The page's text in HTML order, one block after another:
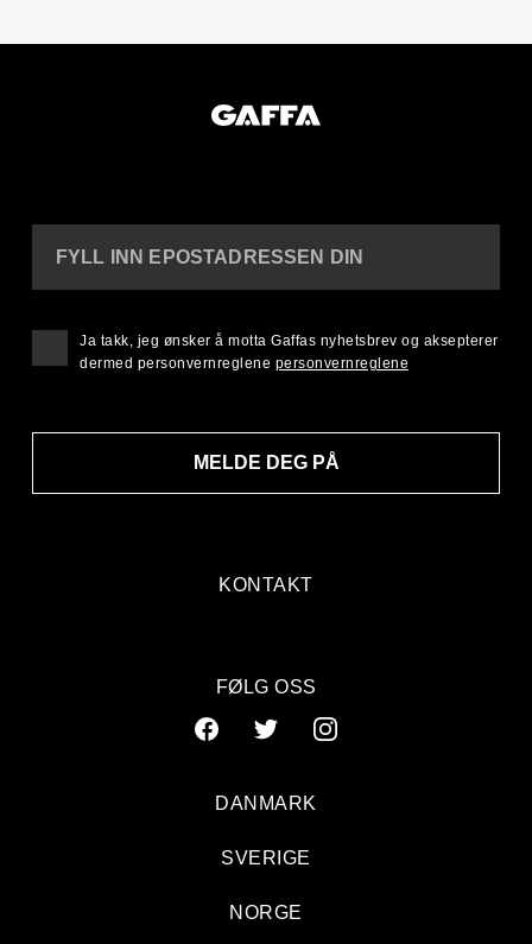
KONTAKT
FYLL INN EPOSTADRESSEN DIN
MELDE DEG PÅ
Ja takk, jeg ønsker å motta Gaffas nyhetsbrev og aksepterer
dermed personvernreglene personvernreglene
FØLG OSS
DANMARK
SVERIGE
NORGE